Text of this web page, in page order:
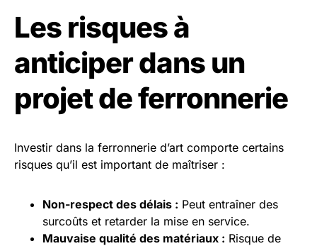
Les risques à
anticiper dans un
projet de ferronnerie
Investir dans la ferronnerie d’art comporte certains
risques qu’il est important de maîtriser :
Non-respect des délais : Peut entraîner des
surcoûts et retarder la mise en service.
Mauvaise qualité des matériaux : Risque de